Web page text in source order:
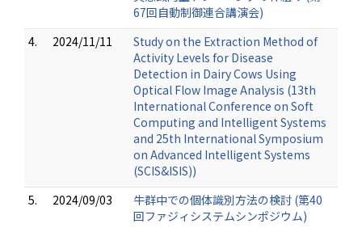
67回自動制御連合講演会)
4.
2024/11/11
Study on the Extraction Method of
Activity Levels for Disease
Detection in Dairy Cows Using
Optical Flow Image Analysis (13th
International Conference on Soft
Computing and Intelligent Systems
and 25th International Symposium
on Advanced Intelligent Systems
(SCIS&ISIS))
5.
2024/09/03
牛群中での個体識別方法の検討 (第40
回ファジィシステムシンポジウム)